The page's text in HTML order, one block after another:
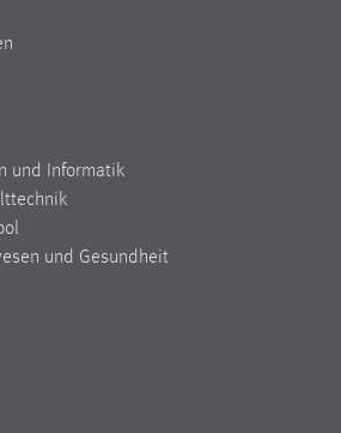
und Informatik
und Gesundheit
Werbung anzuzeigen.